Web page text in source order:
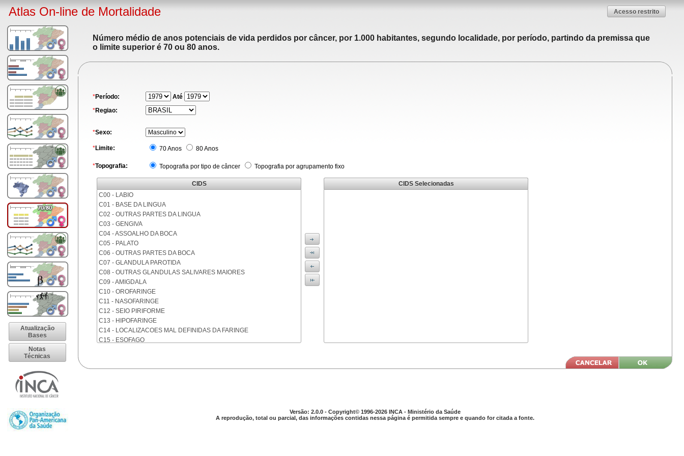
Atlas On-line de Mortalidade Acesso restrito
Atualização
Bases
Notas
Técnicas
Número médio de anos potenciais de vida perdidos por câncer, por 1.000 habitantes, segundo localidade, por período, partindo da premissa que
o limite superior é 70 ou 80 anos.
*Período:
Até
*Regiao:
*Sexo:
*Limite: 70 Anos 80 Anos
*Topografia: Topografia por tipo de câncer Topografia por agrupamento fixo
CIDS
C00 - LABIO
C01 - BASE DA LINGUA
C02 - OUTRAS PARTES DA LINGUA
C03 - GENGIVA
C04 - ASSOALHO DA BOCA
C05 - PALATO
C06 - OUTRAS PARTES DA BOCA
C07 - GLANDULA PAROTIDA
C08 - OUTRAS GLANDULAS SALIVARES MAIORES
C09 - AMIGDALA
C10 - OROFARINGE
C11 - NASOFARINGE
C12 - SEIO PIRIFORME
C13 - HIPOFARINGE
C14 - LOCALIZACOES MAL DEFINIDAS DA FARINGE
C15 - ESOFAGO
C18 - COLON
CIDS Selecionadas
Versão: 2.0.0 - Copyright© 1996-2026 INCA - Ministério da Saúde
A reprodução, total ou parcial, das informações contidas nessa página é permitida sempre e quando for citada a fonte.